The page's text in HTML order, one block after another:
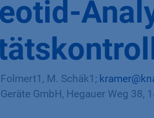
M. Schäk1;
GmbH, Hegauer Weg 38,